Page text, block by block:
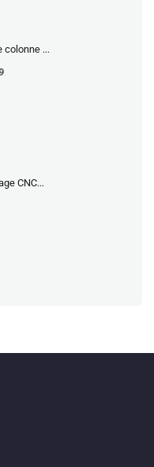
colonne ...
CNC...